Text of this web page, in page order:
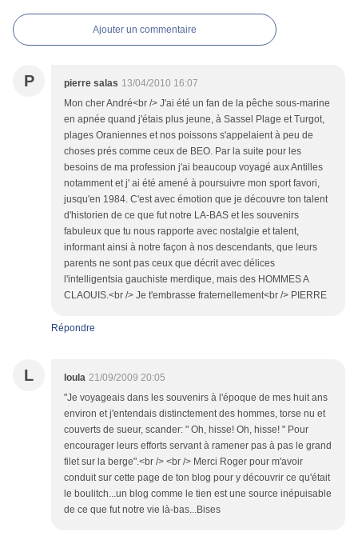
Ajouter un commentaire
P pierre salas 13/04/2010 16:07
Mon cher André<br /> J'ai été un fan de la pêche sous-marine
en apnée quand j'étais plus jeune, à Sassel Plage et Turgot,
plages Oraniennes et nos poissons s'appelaient à peu de
choses prés comme ceux de BEO. Par la suite pour les
besoins de ma profession j'ai beaucoup voyagé aux Antilles
notamment et j' ai été amené à poursuivre mon sport favori,
jusqu'en 1984. C'est avec émotion que je découvre ton talent
d'historien de ce que fut notre LA-BAS et les souvenirs
fabuleux que tu nous rapporte avec nostalgie et talent,
informant ainsi à notre façon à nos descendants, que leurs
parents ne sont pas ceux que décrit avec délices
l'intelligentsia gauchiste merdique, mais des HOMMES A
CLAOUIS.<br /> Je t'embrasse fraternellement<br /> PIERRE
Répondre
L loula 21/09/2009 20:05
"Je voyageais dans les souvenirs à l'époque de mes huit ans
environ et j'entendais distinctement des hommes, torse nu et
couverts de sueur, scander: " Oh, hisse! Oh, hisse! " Pour
encourager leurs efforts servant à ramener pas à pas le grand
filet sur la berge".<br /> <br /> Merci Roger pour m'avoir
conduit sur cette page de ton blog pour y découvrir ce qu'était
le boulitch...un blog comme le tien est une source inépuisable
de ce que fut notre vie là-bas...Bises